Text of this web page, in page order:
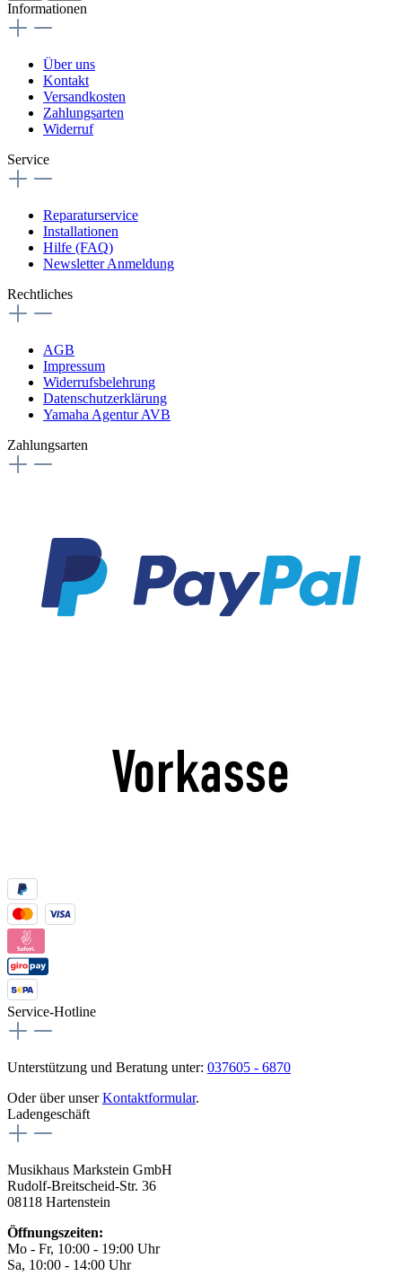
Informationen
Über uns
Kontakt
Versandkosten
Zahlungsarten
Widerruf
Service
Reparaturservice
Installationen
Hilfe (FAQ)
Newsletter Anmeldung
Rechtliches
AGB
Impressum
Widerrufsbelehrung
Datenschutzerklärung
Yamaha Agentur AVB
Zahlungsarten
Service-Hotline
Unterstützung und Beratung unter: 037605 - 6870
Oder über unserKontaktformular.
Ladengeschäft
Musikhaus Markstein GmbH
Rudolf-Breitscheid-Str. 36
08118 Hartenstein
Öffnungszeiten:
Mo - Fr, 10:00 - 19:00 Uhr
Sa, 10:00 - 14:00 Uhr